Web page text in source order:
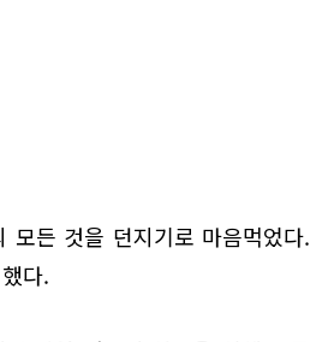
든 것을 던지기로 마음먹었다.
다.